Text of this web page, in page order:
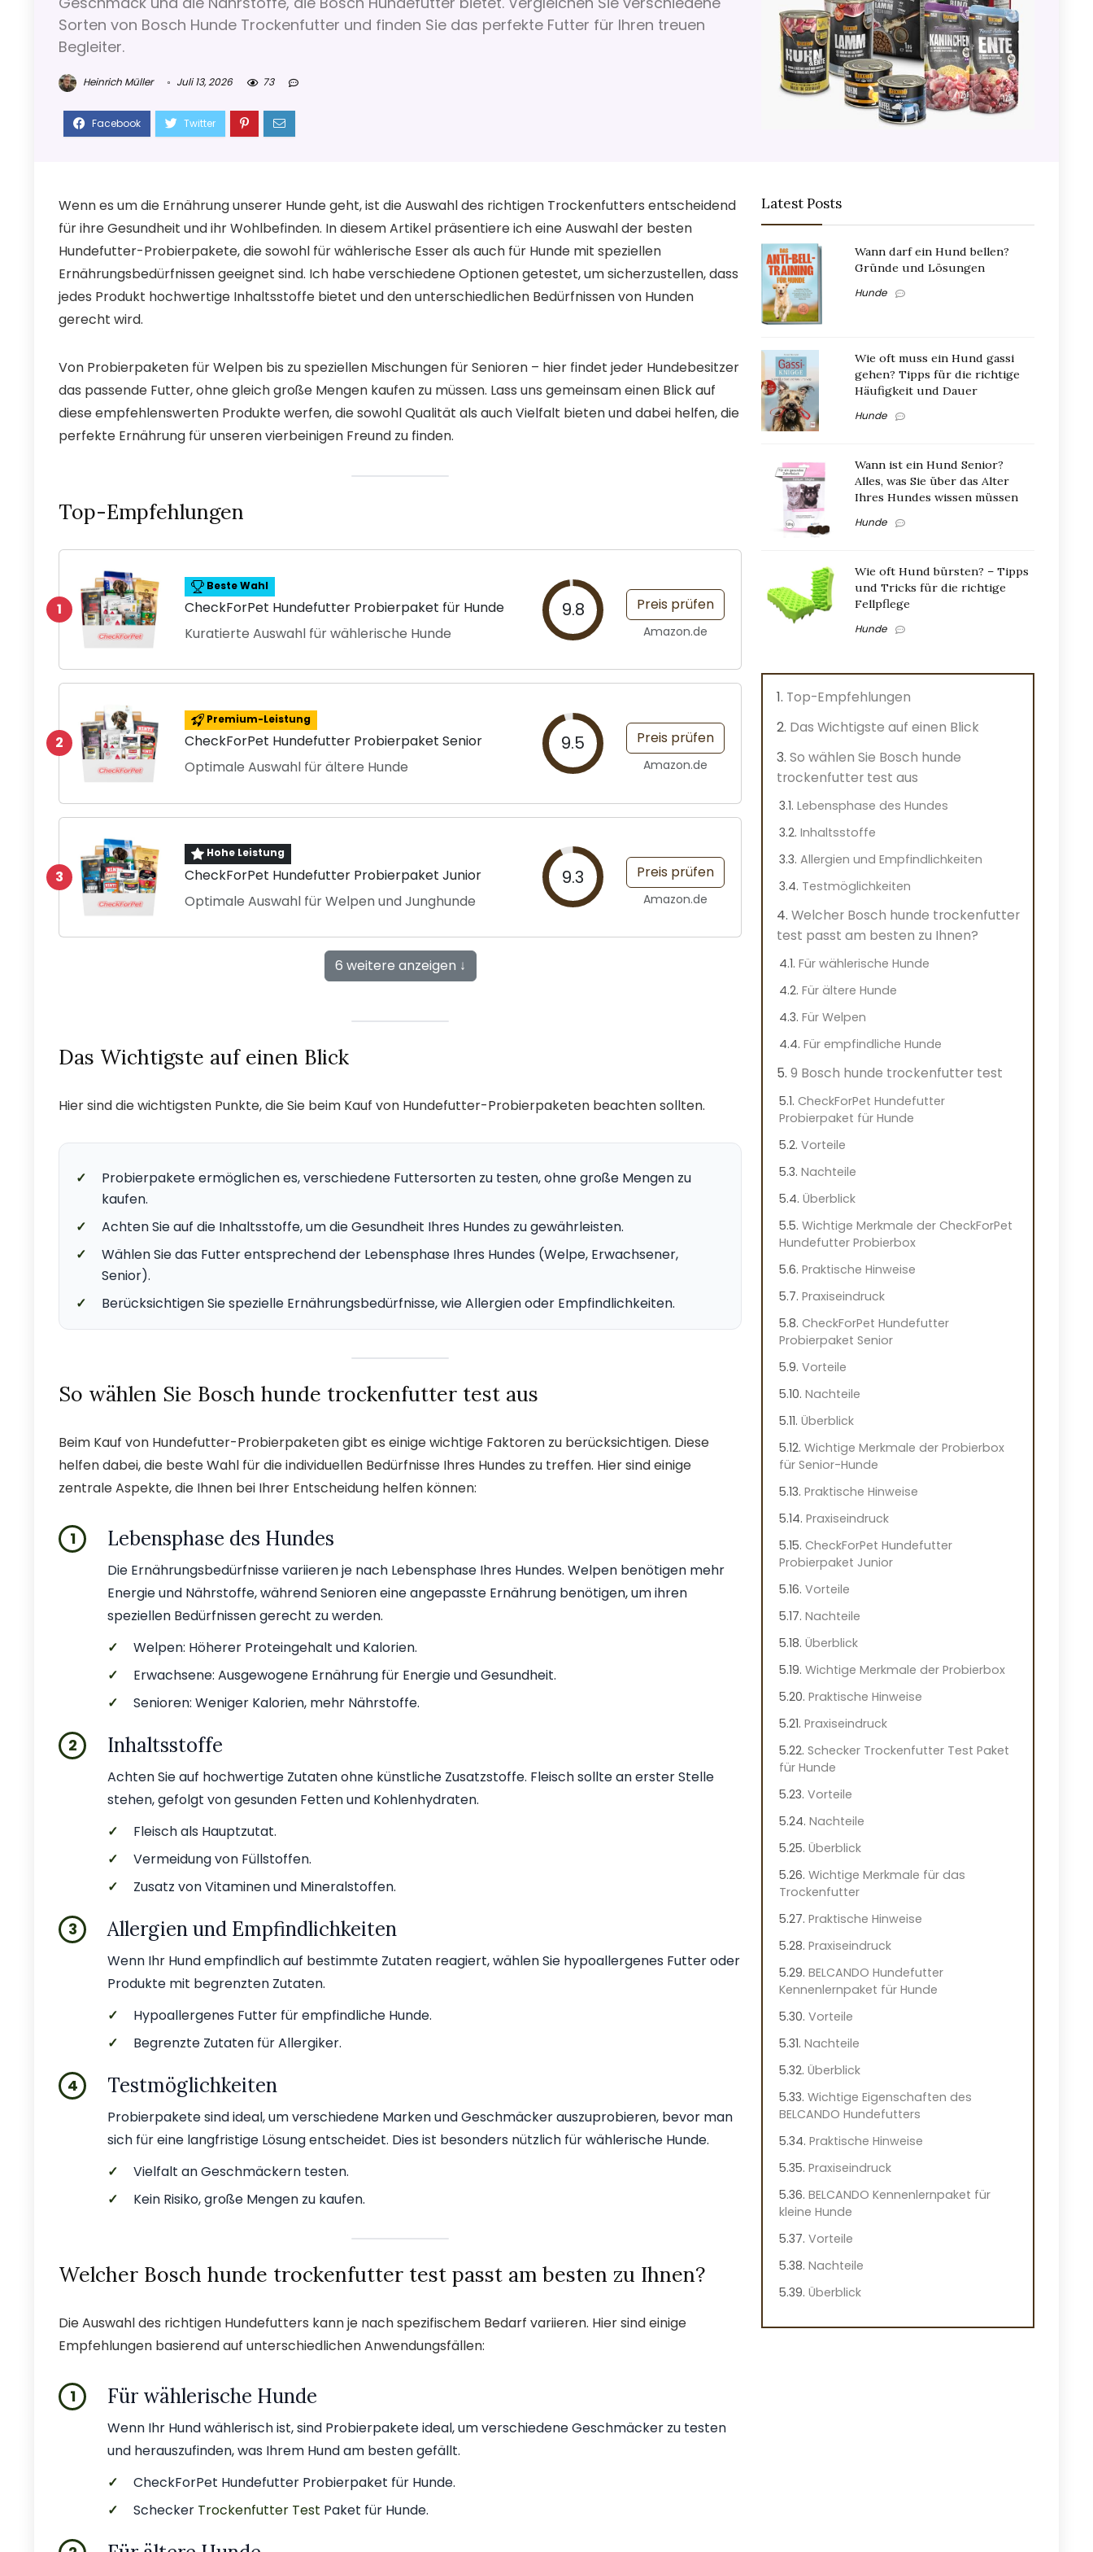
Sorten von Bosch Hunde Trockenfutter und finden Sie das perfekte Futter für Ihren treuen
Begleiter.
Heinrich Müller Juli 13, 2026 73
Wenn es um die Ernährung unserer Hunde geht, ist die Auswahl des richtigen Trockenfutters entscheidend
für ihre Gesundheit und ihr Wohlbefinden. In diesem Artikel präsentiere ich eine Auswahl der besten
Hundefutter-Probierpakete, die sowohl für wählerische Esser als auch für Hunde mit speziellen
Ernährungsbedürfnissen geeignet sind. Ich habe verschiedene Optionen getestet, um sicherzustellen, dass
jedes Produkt hochwertige Inhaltsstoffe bietet und den unterschiedlichen Bedürfnissen von Hunden
gerecht wird.
Von Probierpaketen für Welpen bis zu speziellen Mischungen für Senioren – hier findet jeder Hundebesitzer
das passende Futter, ohne gleich große Mengen kaufen zu müssen. Lass uns gemeinsam einen Blick auf
diese empfehlenswerten Produkte werfen, die sowohl Qualität als auch Vielfalt bieten und dabei helfen, die
perfekte Ernährung für unseren vierbeinigen Freund zu finden.
Top-Empfehlungen
1
Beste Wahl
CheckForPet Hundefutter Probierpaket für Hunde
Kuratierte Auswahl für wählerische Hunde
9.8 Preis prüfen
Amazon.de
2
Premium-Leistung
CheckForPet Hundefutter Probierpaket Senior
Optimale Auswahl für ältere Hunde
9.5 Preis prüfen
Amazon.de
3
Hohe Leistung
CheckForPet Hundefutter Probierpaket Junior
Optimale Auswahl für Welpen und Junghunde
9.3 Preis prüfen
Amazon.de
6 weitere anzeigen ↓
Das Wichtigste auf einen Blick
Hier sind die wichtigsten Punkte, die Sie beim Kauf von Hundefutter-Probierpaketen beachten sollten.
✓
Probierpakete ermöglichen es, verschiedene Futtersorten zu testen, ohne große Mengen zu
kaufen.
✓
Achten Sie auf die Inhaltsstoffe, um die Gesundheit Ihres Hundes zu gewährleisten.
✓
Wählen Sie das Futter entsprechend der Lebensphase Ihres Hundes (Welpe, Erwachsener,
Senior).
✓
Berücksichtigen Sie spezielle Ernährungsbedürfnisse, wie Allergien oder Empfindlichkeiten.
So wählen Sie Bosch hunde trockenfutter test aus
Beim Kauf von Hundefutter-Probierpaketen gibt es einige wichtige Faktoren zu berücksichtigen. Diese
helfen dabei, die beste Wahl für die individuellen Bedürfnisse Ihres Hundes zu treffen. Hier sind einige
zentrale Aspekte, die Ihnen bei Ihrer Entscheidung helfen können:
1 Lebensphase des Hundes
Die Ernährungsbedürfnisse variieren je nach Lebensphase Ihres Hundes. Welpen benötigen mehr
Energie und Nährstoffe, während Senioren eine angepasste Ernährung benötigen, um ihren
speziellen Bedürfnissen gerecht zu werden.
✓
Welpen: Höherer Proteingehalt und Kalorien.
✓
Erwachsene: Ausgewogene Ernährung für Energie und Gesundheit.
✓
Senioren: Weniger Kalorien, mehr Nährstoffe.
2 Inhaltsstoffe
Achten Sie auf hochwertige Zutaten ohne künstliche Zusatzstoffe. Fleisch sollte an erster Stelle
stehen, gefolgt von gesunden Fetten und Kohlenhydraten.
✓
Fleisch als Hauptzutat.
✓
Vermeidung von Füllstoffen.
✓
Zusatz von Vitaminen und Mineralstoffen.
3 Allergien und Empfindlichkeiten
Wenn Ihr Hund empfindlich auf bestimmte Zutaten reagiert, wählen Sie hypoallergenes Futter oder
Produkte mit begrenzten Zutaten.
✓
Hypoallergenes Futter für empfindliche Hunde.
✓
Begrenzte Zutaten für Allergiker.
4 Testmöglichkeiten
Probierpakete sind ideal, um verschiedene Marken und Geschmäcker auszuprobieren, bevor man
sich für eine langfristige Lösung entscheidet. Dies ist besonders nützlich für wählerische Hunde.
✓
Vielfalt an Geschmäckern testen.
✓
Kein Risiko, große Mengen zu kaufen.
Welcher Bosch hunde trockenfutter test passt am besten zu Ihnen?
Die Auswahl des richtigen Hundefutters kann je nach spezifischem Bedarf variieren. Hier sind einige
Empfehlungen basierend auf unterschiedlichen Anwendungsfällen:
1 Für wählerische Hunde
Wenn Ihr Hund wählerisch ist, sind Probierpakete ideal, um verschiedene Geschmäcker zu testen
und herauszufinden, was Ihrem Hund am besten gefällt.
✓
CheckForPet Hundefutter Probierpaket für Hunde.
✓
Schecker Trockenfutter Test Paket für Hunde.
Latest Posts
Wann darf ein Hund bellen?
Gründe und Lösungen
Hunde
Wie oft muss ein Hund gassi
gehen? Tipps für die richtige
Häufigkeit und Dauer
Hunde
Wann ist ein Hund Senior?
Alles, was Sie über das Alter
Ihres Hundes wissen müssen
Hunde
Wie oft Hund bürsten? – Tipps
und Tricks für die richtige
Fellpflege
Hunde
Top-Empfehlungen
Das Wichtigste auf einen Blick
So wählen Sie Bosch hunde
trockenfutter test aus
Lebensphase des Hundes
Inhaltsstoffe
Allergien und Empfindlichkeiten
Testmöglichkeiten
Welcher Bosch hunde trockenfutter
test passt am besten zu Ihnen?
Für wählerische Hunde
Für ältere Hunde
Für Welpen
Für empfindliche Hunde
9 Bosch hunde trockenfutter test
CheckForPet Hundefutter
Probierpaket für Hunde
Vorteile
Nachteile
Überblick
Wichtige Merkmale der CheckForPet
Hundefutter Probierbox
Praktische Hinweise
Praxiseindruck
CheckForPet Hundefutter
Probierpaket Senior
Vorteile
Nachteile
Überblick
Wichtige Merkmale der Probierbox
für Senior-Hunde
Praktische Hinweise
Praxiseindruck
CheckForPet Hundefutter
Probierpaket Junior
Vorteile
Nachteile
Überblick
Wichtige Merkmale der Probierbox
Praktische Hinweise
Praxiseindruck
Schecker Trockenfutter Test Paket
für Hunde
Vorteile
Nachteile
Überblick
Wichtige Merkmale für das
Trockenfutter
Praktische Hinweise
Praxiseindruck
BELCANDO Hundefutter
Kennenlernpaket für Hunde
Vorteile
Nachteile
Überblick
Wichtige Eigenschaften des
BELCANDO Hundefutters
Praktische Hinweise
Praxiseindruck
BELCANDO Kennenlernpaket für
kleine Hunde
Vorteile
Nachteile
Überblick